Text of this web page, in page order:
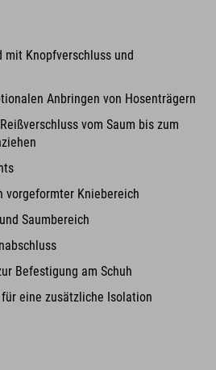
mit Knopfverschluss und
Anbringen von Hosenträgern
vom Saum bis zum
vorgeformter Kniebereich
Saumbereich
Befestigung am Schuh
eine zusätzliche Isolation